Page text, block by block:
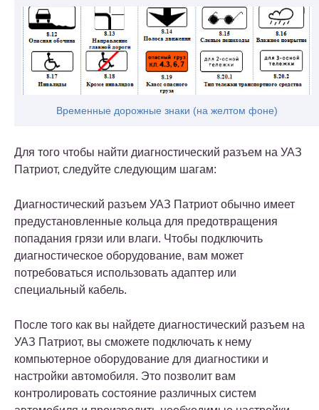
Временные дорожные знаки (на желтом фоне)
Для того чтобы найти диагностический разъем на УАЗ
Патриот, следуйте следующим шагам:
Диагностический разъем УАЗ Патриот обычно имеет
предустановленные кольца для предотвращения
попадания грязи или влаги. Чтобы подключить
диагностическое оборудование, вам может
потребоваться использовать адаптер или
специальный кабель.
После того как вы найдете диагностический разъем на
УАЗ Патриот, вы сможете подключать к нему
компьютерное оборудование для диагностики и
настройки автомобиля. Это позволит вам
контролировать состояние различных систем